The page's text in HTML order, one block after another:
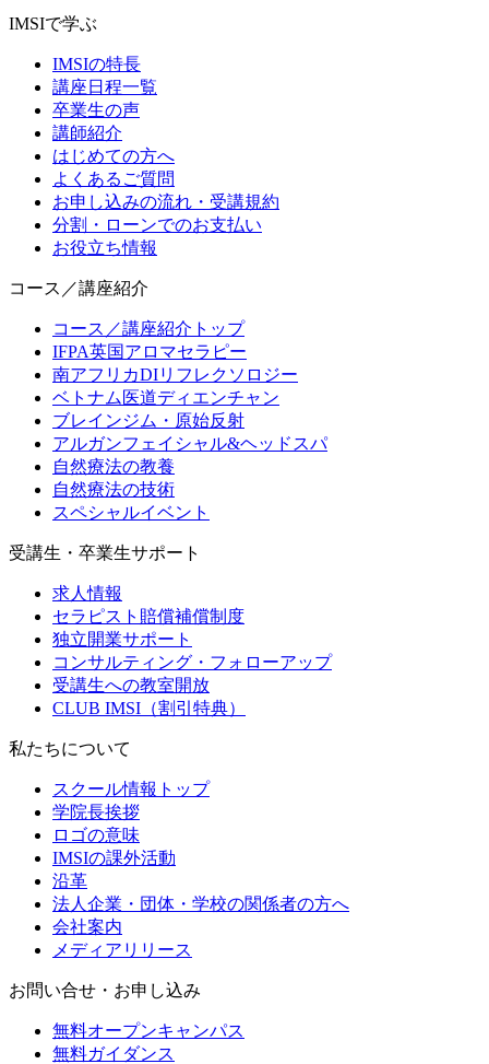
IMSIで学ぶ
IMSIの特長
講座日程一覧
卒業生の声
講師紹介
はじめての方へ
よくあるご質問
お申し込みの流れ・受講規約
分割・ローンでのお支払い
お役立ち情報
コース／講座紹介
コース／講座紹介トップ
IFPA英国アロマセラピー
南アフリカDIリフレクソロジー
ベトナム医道ディエンチャン
ブレインジム・原始反射
アルガンフェイシャル&ヘッドスパ
自然療法の教養
自然療法の技術
スペシャルイベント
受講生・卒業生サポート
求人情報
セラピスト賠償補償制度
独立開業サポート
コンサルティング・フォローアップ
受講生への教室開放
CLUB IMSI（割引特典）
私たちについて
スクール情報トップ
学院長挨拶
ロゴの意味
IMSIの課外活動
沿革
法人企業・団体・学校の関係者の方へ
会社案内
メディアリリース
お問い合せ・お申し込み
無料オープンキャンパス
無料ガイダンス